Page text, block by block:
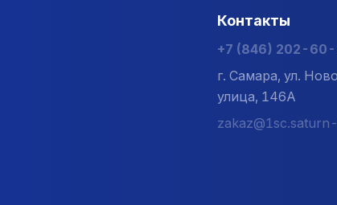
Контакты
+7 (846) 202-
г. Самара, ул.
улица, 146А